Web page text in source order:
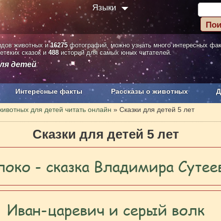
Языки
животных и16275 фотографий, можно узнать много интересных
сказок и 488 историй для самых юных читателей.
детей
Интересные факты Рассказы о животных
рекламы О проекте
для детей читать онлайн » Сказки для детей 5 лет
Сказки для детей 5 лет
- сказка Владимира
Иван-царевич и серый волк